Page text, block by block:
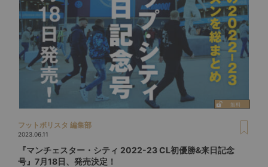
フットボリスタ 編集部
2023.06.11
『マンチェスター・シティ 2022-23 CL初優勝&来日記念
号』7月18日、発売決定！